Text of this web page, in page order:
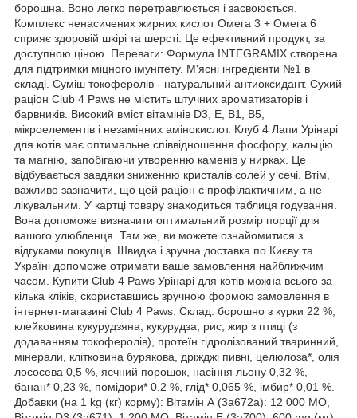
борошна. Воно легко перетравлюється і засвоюється.
Комплекс ненасичених жирних кислот Омега 3 + Омега 6
сприяє здоровій шкірі та шерсті. Це ефективний продукт, за
доступною ціною. Переваги: Формула INTEGRAMIX створена
для підтримки міцного імунітету. М'ясні інгредієнти №1 в
складі. Суміш токоферолів - натуральний антиоксидант. Сухий
раціон Club 4 Paws не містить штучних ароматизаторів і
барвників. Високий вміст вітамінів D3, E, B1, B5,
мікроелементів і незамінних амінокислот. Клуб 4 Лапи Урінарі
для котів має оптимальне співвідношення фосфору, кальцію
та магнію, запобігаючи утворенню каменів у нирках. Це
відбувається завдяки зниженню кристалів солей у сечі. Втім,
важливо зазначити, що цей раціон є профілактичним, а не
лікувальним. У картці товару знаходиться таблиця годування.
Вона допоможе визначити оптимальний розмір порції для
вашого улюбленця. Там же, ви можете ознайомитися з
відгуками покупців. Швидка і зручна доставка по Києву та
Україні допоможе отримати ваше замовлення найближчим
часом. Купити Club 4 Paws Урінарі для котів можна всього за
кілька кліків, скориставшись зручною формою замовлення в
інтернет-магазині Club 4 Paws. Склад: борошно з курки 22 %,
клейковина кукурудзяна, кукурудза, рис, жир з птиці (з
додаванням токоферолів), протеїн гідролізований тваринний,
мінерали, клітковина бурякова, дріжджі пивні, целюлоза*, олія
лососева 0,5 %, яєчний порошок, насіння льону 0,32 %,
банан* 0,23 %, помідори* 0,2 %, глід* 0,065 %, імбир* 0,01 %.
Добавки (на 1 kg (кг) корму): Вітамін А (3а672а): 12 000 МО,